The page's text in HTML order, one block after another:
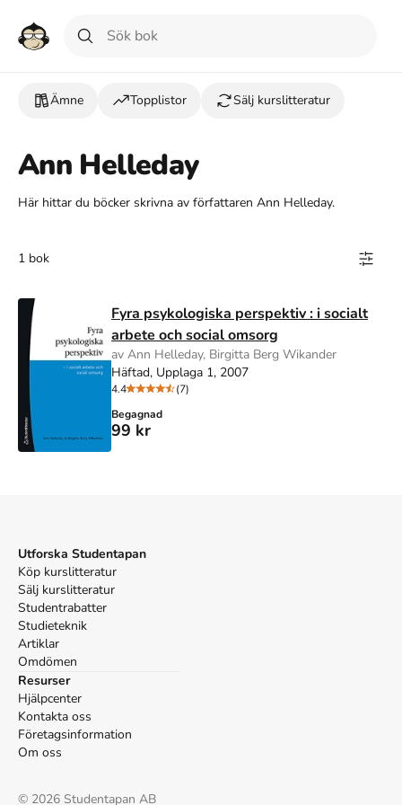
Ämne Topplistor Sälj kurslitteratur
Ann Helleday
Här hittar du böcker skrivna av författaren Ann Helleday.
1 bok
Fyra psykologiska perspektiv : i socialt
arbete och social omsorg
av Ann Helleday, Birgitta Berg Wikander
Häftad, Upplaga 1, 2007
4.4
(7)
Begagnad
99 kr
Utforska Studentapan
Köp kurslitteratur
Sälj kurslitteratur
Studentrabatter
Studieteknik
Artiklar
Omdömen
Resurser
Hjälpcenter
Kontakta oss
Företagsinformation
Om oss
© 2026 Studentapan AB